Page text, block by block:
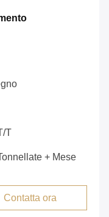
T
+ Mese
Contatta ora